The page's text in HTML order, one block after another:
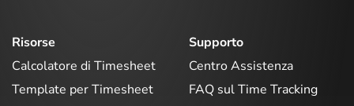
Risorse
Calcolatore di Timesheet
Template per Timesheet
Supporto
Centro Assistenza
FAQ sul Time Tracking